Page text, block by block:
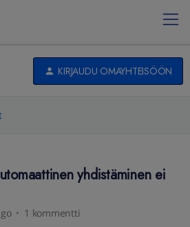
KIRJAUDU OMAYHTEISÖÖN
yhdistäminen ei
1 kommentti